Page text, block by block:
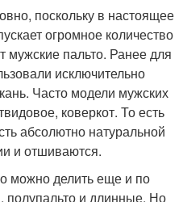
поскольку в настоящее
огромное количество
мужские пальто. Ранее для
исключительно
Часто модели мужских
коверкот. То есть
абсолютно натуральной
и отшиваются.
можно делить еще и по
полупальто и длинные. Но